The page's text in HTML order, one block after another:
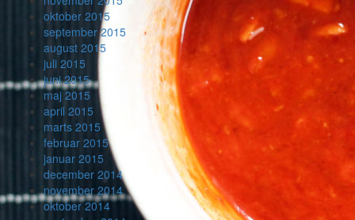
oktober 2015
september 2015
august 2015
juli 2015
juni 2015
maj 2015
april 2015
marts 2015
februar 2015
januar 2015
december 2014
november 2014
oktober 2014